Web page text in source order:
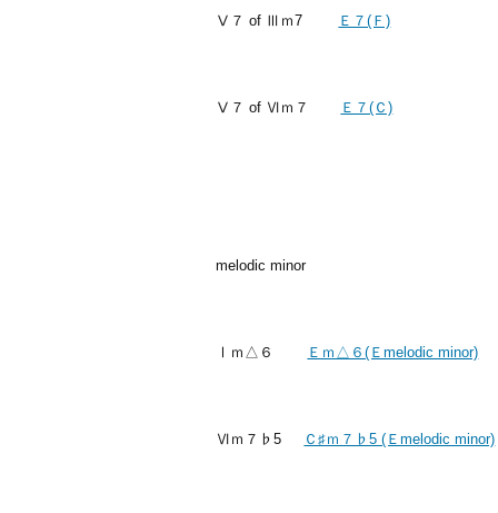
Ⅴ７ of Ⅲｍ7 Ｅ７(Ｆ)
Ⅴ７ of Ⅵｍ７ Ｅ７(Ｃ)
melodic minor
Ⅰｍ△６ Ｅｍ△６(Ｅmelodic minor)
Ⅵｍ７♭5 Ｃ♯ｍ７♭5 (Ｅmelodic minor)